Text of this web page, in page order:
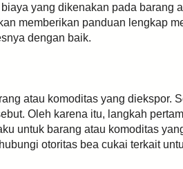
yang dikenakan pada barang
memberikan panduan lengkap
dengan baik.
atau komoditas yang diekspor.
Oleh karena itu, langkah
untuk barang atau komoditas
otoritas bea cukai terkait